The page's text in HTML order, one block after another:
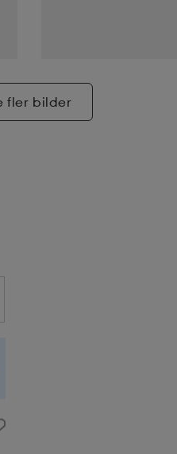
fler bilder